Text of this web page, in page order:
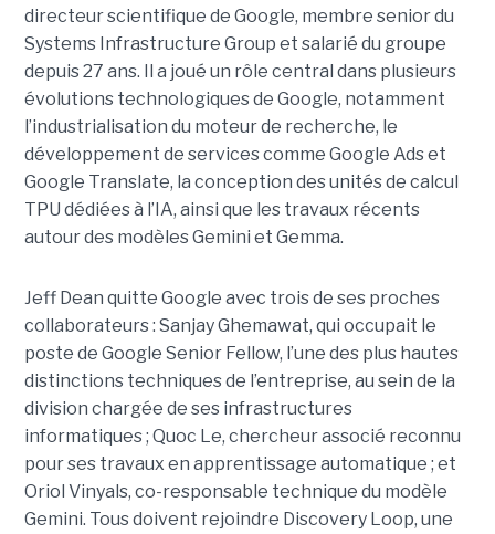
directeur scientifique de Google, membre senior du
Systems Infrastructure Group et salarié du groupe
depuis 27 ans. Il a joué un rôle central dans plusieurs
évolutions technologiques de Google, notamment
l’industrialisation du moteur de recherche, le
développement de services comme Google Ads et
Google Translate, la conception des unités de calcul
TPU dédiées à l’IA, ainsi que les travaux récents
autour des modèles Gemini et Gemma.
Jeff Dean quitte Google avec trois de ses proches
collaborateurs : Sanjay Ghemawat, qui occupait le
poste de Google Senior Fellow, l’une des plus hautes
distinctions techniques de l’entreprise, au sein de la
division chargée de ses infrastructures
informatiques ; Quoc Le, chercheur associé reconnu
pour ses travaux en apprentissage automatique ; et
Oriol Vinyals, co-responsable technique du modèle
Gemini. Tous doivent rejoindre Discovery Loop, une